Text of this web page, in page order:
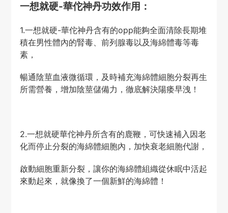
一想就硬-華佗神丹功效作用：
1.一想就硬-華佗神丹含有的opp能夠全面清除長期堆
積在男性體內的腎毒、前列腺毒以及海綿體毒等毒
素，
暢通陰莖血液微循環，及時補充海綿體細胞分裂再生
所需營養，增加陰莖儲備力，徹底解決陽痿早洩！
2.一想就硬華佗神丹所含有的鹿鞭，可快速補入因老
化而停止分裂的海綿體細胞內，加快衰老細胞代謝，
啟動細胞重新分裂，讓你的海綿體組織從休眠中活起
來動起來，就像換了一個新鮮的海綿體！